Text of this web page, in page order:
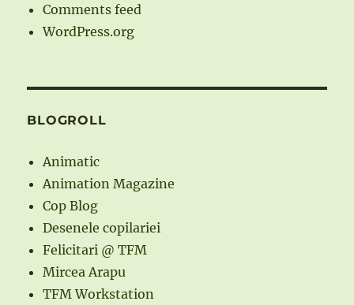
Comments feed
WordPress.org
BLOGROLL
Animatic
Animation Magazine
Cop Blog
Desenele copilariei
Felicitari @ TFM
Mircea Arapu
TFM Workstation